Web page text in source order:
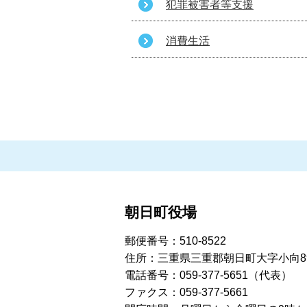
犯罪被害者等支援
消費生活
朝日町役場
郵便番号：510-8522
住所：三重県三重郡朝日町大字小向
電話番号：059-377-5651（代表）
ファクス：059-377-5661